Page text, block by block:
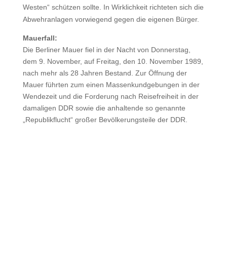
Westen“ schützen sollte. In Wirklichkeit richteten sich die
Abwehranlagen vorwiegend gegen die eigenen Bürger.
Mauerfall:
Die Berliner Mauer fiel in der Nacht von Donnerstag,
dem 9. November, auf Freitag, den 10. November 1989,
nach mehr als 28 Jahren Bestand. Zur Öffnung der
Mauer führten zum einen Massenkundgebungen in der
Wendezeit und die Forderung nach Reisefreiheit in der
damaligen DDR sowie die anhaltende so genannte
„Republikflucht“ großer Bevölkerungsteile der DDR.